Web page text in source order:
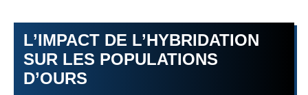
L’IMPACT DE L’HYBRIDATION
SUR LES POPULATIONS
D’OURS